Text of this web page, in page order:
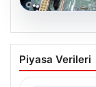
Kurumsal
Dönüşüm
Piyasa Verileri